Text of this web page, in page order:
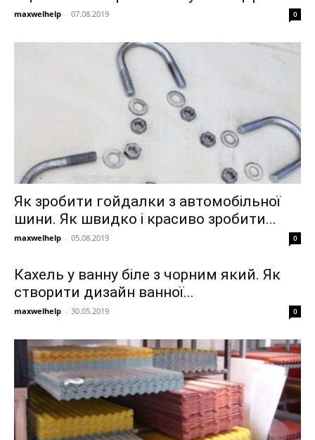
maxwelhelp - 07.08.2019 0
Як зробити гойдалки з автомобільної
шини. Як швидко і красиво зробити...
maxwelhelp - 05.08.2019 0
Кахель у ванну біле з чорним який. Як
створити дизайн ванної...
maxwelhelp - 30.05.2019 0